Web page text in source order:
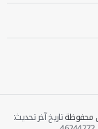
تاريخ آخر تحديث: